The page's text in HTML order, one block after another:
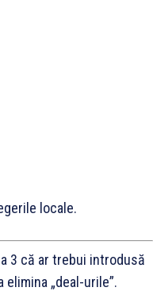
locale.
3 că ar trebui introdusă
„deal-urile”.